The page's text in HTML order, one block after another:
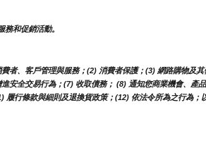
和促銷活動。
者、客戶管理與服務；(2) 消費者保護；(3) 網路購物及
安全交易行為；(7) 收取債務； (8) 通知您商業機會、產
行條款與細則及退換貨政策；(12) 依法令所為之行為；